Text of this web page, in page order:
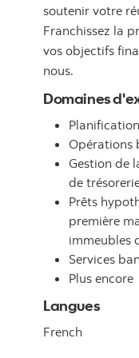
soutenir votre
Franchissez la
vos objectifs
nous.
Domaines
Opérations
Gestion de
de
Prêts
première
immeubles
Services
Plus encore
Langues
French